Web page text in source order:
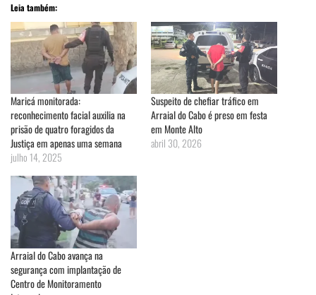
Leia também:
Maricá monitorada:
reconhecimento facial auxilia na
prisão de quatro foragidos da
Justiça em apenas uma semana
julho 14, 2025
Suspeito de chefiar tráfico em
Arraial do Cabo é preso em festa
em Monte Alto
abril 30, 2026
Arraial do Cabo avança na
segurança com implantação de
Centro de Monitoramento